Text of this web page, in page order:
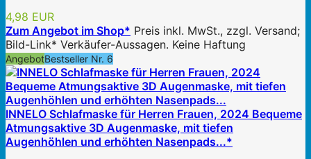
4,98 EUR
Zum Angebot im Shop* Preis inkl. MwSt., zzgl. Versand;
Bild-Link* Verkäufer-Aussagen. Keine Haftung
AngebotBestseller Nr. 6
INNELO Schlafmaske für Herren Frauen, 2024 Bequeme
Atmungsaktive 3D Augenmaske, mit tiefen
Augenhöhlen und erhöhten Nasenpads...*